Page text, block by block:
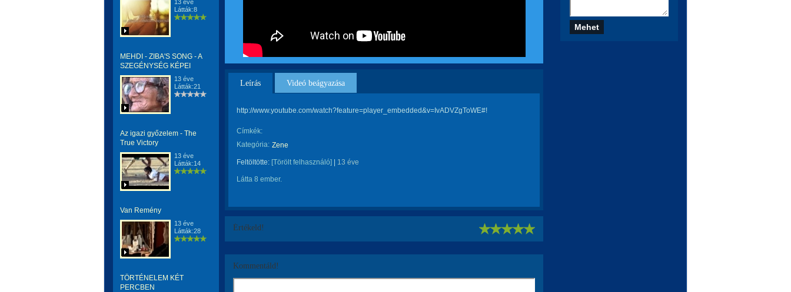
13 éve
Látták:8
MEHDI - ZIBA'S SONG - A
SZEGÉNYSÉG KÉPEI
13 éve
Látták:21
Az igazi győzelem - The
True Victory
13 éve
Látták:14
Van Remény
13 éve
Látták:28
TÖRTÉNELEM KÉT
PERCBEN
Leírás Videó beágyazása
http://www.youtube.com/watch?feature=player_embedded&v=IvADVZgToWE#!
Címkék:
Kategória: Zene
Feltöltötte: [Törölt felhasználó] 13 éve
Látta 8 ember.
Értékeld!
Kommentáld!